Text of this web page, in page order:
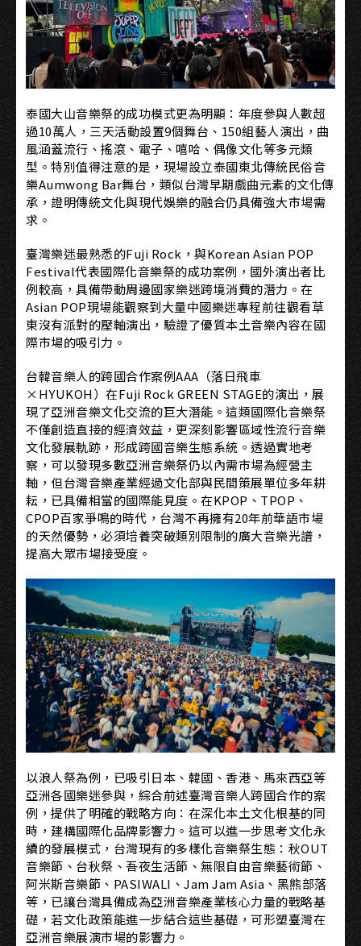
泰國大山音樂祭的成功模式更為明顯：年度參與人數超
過10萬人，三天活動設置9個舞台、150組藝人演出，曲
風涵蓋流行、搖滾、電子、嘻哈、偶像文化等多元類
型。特別值得注意的是，現場設立泰國東北傳統民俗音
樂Aumwong Bar舞台，類似台灣早期戲曲元素的文化傳
承，證明傳統文化與現代娛樂的融合仍具備強大市場需
求。
臺灣樂迷最熟悉的Fuji Rock，與Korean Asian POP
Festival代表國際化音樂祭的成功案例，國外演出者比
例較高，具備帶動周邊國家樂迷跨境消費的潛力。在
Asian POP現場能觀察到大量中國樂迷專程前往觀看草
東沒有派對的壓軸演出，驗證了優質本土音樂內容在國
際市場的吸引力。
台韓音樂人的跨國合作案例AAA（落日飛車
×HYUKOH）在Fuji Rock GREEN STAGE的演出，展
現了亞洲音樂文化交流的巨大潛能。這類國際化音樂祭
不僅創造直接的經濟效益，更深刻影響區域性流行音樂
文化發展軌跡，形成跨國音樂生態系統。透過實地考
察，可以發現多數亞洲音樂祭仍以內需市場為經營主
軸，但台灣音樂產業經過文化部與民間策展單位多年耕
耘，已具備相當的國際能見度。在KPOP、TPOP、
CPOP百家爭鳴的時代，台灣不再擁有20年前華語市場
的天然優勢，必須培養突破類別限制的廣大音樂光譜，
提高大眾市場接受度。
以浪人祭為例，已吸引日本、韓國、香港、馬來西亞等
亞洲各國樂迷參與，綜合前述臺灣音樂人跨國合作的案
例，提供了明確的戰略方向：在深化本土文化根基的同
時，建構國際化品牌影響力。這可以進一步思考文化永
續的發展模式，台灣現有的多樣化音樂祭生態：秋OUT
音樂節、台秋祭、吾夜生活節、無限自由音樂藝術節、
阿米斯音樂節、PASIWALI、Jam Jam Asia、黑熊部落
等，已讓台灣具備成為亞洲音樂產業核心力量的戰略基
礎，若文化政策能進一步結合這些基礎，可形塑臺灣在
亞洲音樂展演市場的影響力。